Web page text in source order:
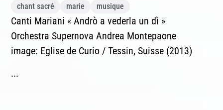
chant sacré marie musique
Canti Mariani « Andrò a vederla un dì »
Orchestra Supernova Andrea Montepaone
image: Eglise de Curio / Tessin, Suisse (2013)
...